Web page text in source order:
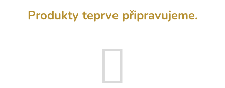
Produkty teprve připravujeme.